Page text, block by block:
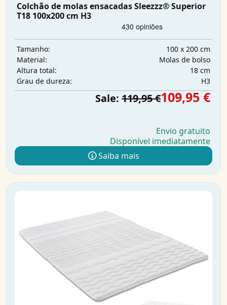
Colchão de molas ensacadas Sleezzz® Superior
T18 100x200 cm H3
Tamanho:
100 x 200 cm
Material:
Molas de bolso
Altura total:
18 cm
Grau de dureza:
H3
Sale: 119,95 €109,95 €
Envio gratuito
Disponível imediatamente
Saiba mais